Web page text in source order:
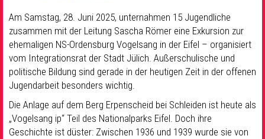
Sakramente & Feste
Gemeinschaft & Soziales
Musik& Kultur
Seelsorge & Kontakt
Am Samstag, 28. Juni 2025, unternahmen 15 Jugendliche
zusammen mit der Leitung Sascha Römer eine Exkursion zur
ehemaligen NS-Ordensburg Vogelsang in der Eifel – organisiert
vom Integrationsrat der Stadt Jülich. Außerschulische und
politische Bildung sind gerade in der heutigen Zeit in der offenen
Jugendarbeit besonders wichtig.
Die Anlage auf dem Berg Erpenscheid bei Schleiden ist heute als
„Vogelsang ip“ Teil des Nationalparks Eifel. Doch ihre
Geschichte ist düster: Zwischen 1936 und 1939 wurde sie von